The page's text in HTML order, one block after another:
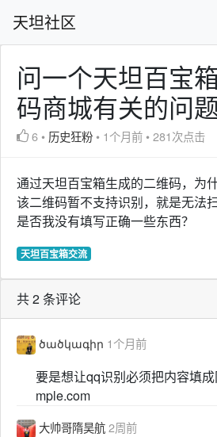
天坦社区
问一个天坦百宝
码商城有关的问
6 • 历史狂粉 • 1个月前 •281次点击
通过天坦百宝箱生成的二维码，为
该二维码暂不支持识别，就是无法
是否我没有填写正确一些东西？
天坦百宝箱交流
共 2 条评论
ծածկագիր 1个月前
要是想让qq识别必须把内容填
mple.com
大帅哥隋昊航2周前